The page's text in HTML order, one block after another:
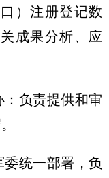
）注册登记数
成果分析、应
负责提供和审
统一部署，负